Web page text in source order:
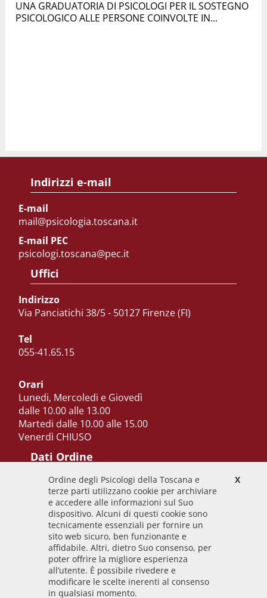
UNA GRADUATORIA DI PSICOLOGI PER IL SOSTEGNO
PSICOLOGICO ALLE PERSONE COINVOLTE IN...
Indirizzi e-mail
E-mail
mail@psicologia.toscana.it
E-mail PEC
psicologi.toscana@pec.it
Uffici
Indirizzo
Via Panciatichi 38/5 - 50127 Firenze (FI)
Tel
055-41.65.15
Orari
Lunedi, Mercoledi e Giovedì
dalle 10.00 alle 13.00
Martedi dalle 10.00 alle 15.00
Venerdì CHIUSO
Dati Ordine
Codice Fiscale
92009700458
Codice IPA
odpt_to
Linee guida
Sito realizzato seguendo le linee guida di sviluppo
per i servizi web delle PA pubblicate da AGID in
X
Ordine degli Psicologi della Toscana e
terze parti utilizzano cookie per archiviare
e accedere alle informazioni sul Suo
dispositivo. Alcuni di questi cookie sono
tecnicamente essenziali per fornire un
sito web sicuro, ben funzionante e
affidabile. Altri, dietro Suo consenso, per
poter offrire la migliore esperienza
all’utente. È possibile rivedere e
modificare le scelte inerenti al consenso
in qualsiasi momento.